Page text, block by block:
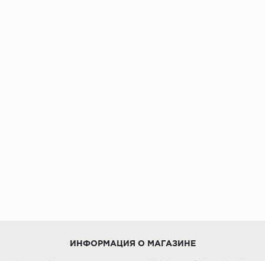
ИНФОРМАЦИЯ О МАГАЗИНЕ